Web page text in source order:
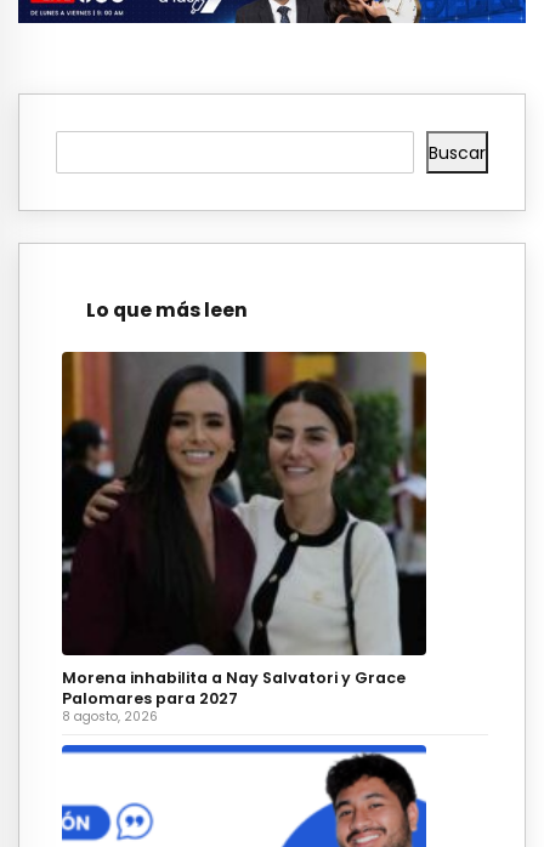
Buscar
Lo que más leen
Morena inhabilita a Nay Salvatori y Grace
Palomares para 2027
8 agosto, 2026